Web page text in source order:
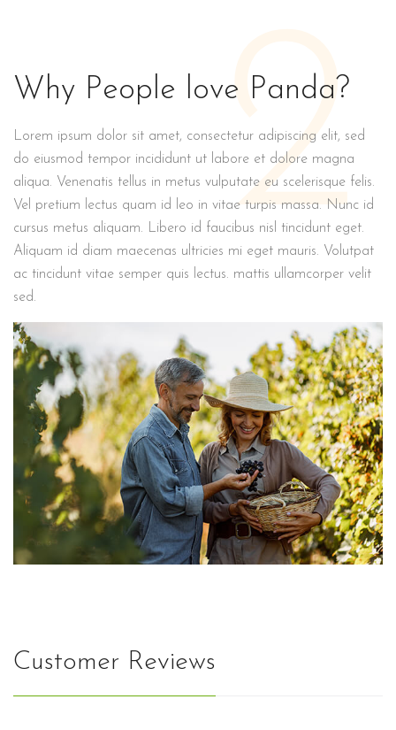
2
Why People love Panda?
Lorem ipsum dolor sit amet, consectetur adipiscing elit, sed
do eiusmod tempor incididunt ut labore et dolore magna
aliqua. Venenatis tellus in metus vulputate eu scelerisque felis.
Vel pretium lectus quam id leo in vitae turpis massa. Nunc id
cursus metus aliquam. Libero id faucibus nisl tincidunt eget.
Aliquam id diam maecenas ultricies mi eget mauris. Volutpat
ac tincidunt vitae semper quis lectus. mattis ullamcorper velit
sed.
Customer Reviews